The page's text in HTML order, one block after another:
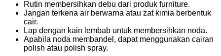
Rutin membersihkan debu dari produk furniture.
Jangan terkena air berwarna atau zat kimia berbentuk
cair.
Lap dengan kain lembab untuk membersihkan noda.
Apabila noda membandel, dapat menggunakan cairan
polish atau polish spray.